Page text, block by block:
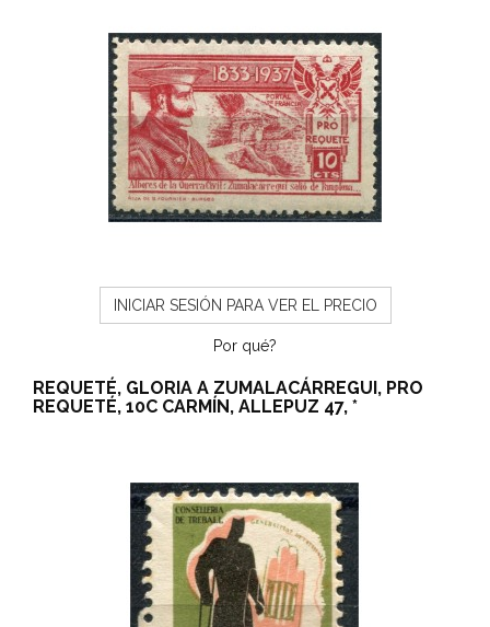
INICIAR SESIÓN PARA VER EL PRECIO
Por qué?
REQUETÉ, GLORIA A ZUMALACÁRREGUI, PRO
REQUETÉ, 10C CARMÍN, ALLEPUZ 47, *